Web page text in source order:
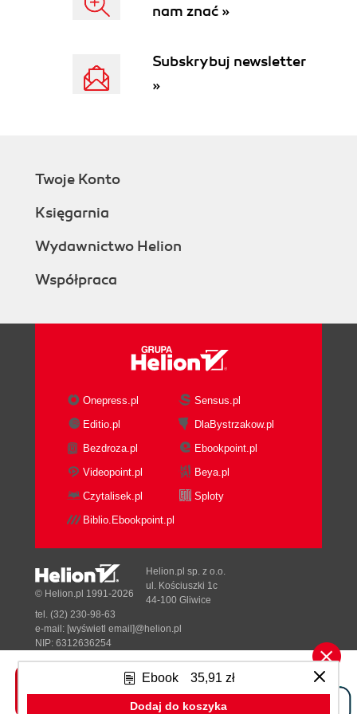
Ebook 35,91 zł
Dodaj do koszyka
nam znać »
Subskrybuj newsletter
»
Twoje Konto
Księgarnia
Wydawnictwo Helion
Współpraca
Onepress.pl
Sensus.pl
Editio.pl
DlaBystrzakow.pl
Bezdroza.pl
Ebookpoint.pl
Videopoint.pl
Beya.pl
Czytalisek.pl
Sploty
Biblio.Ebookpoint.pl
Tonik.pl
© Helion.pl 1991-2026
Helion.pl sp. z o.o.
ul. Kościuszki 1c
44-100 Gliwice
tel. (32) 230-98-63
e-mail: [wyświetl email]@helion.pl
NIP: 6312636254